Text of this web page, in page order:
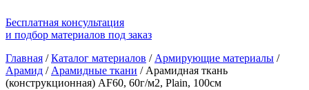
Бесплатная консультация
и подбор материалов под заказ
Главная / Каталог материалов / Армирующие материалы /
Арамид / Арамидные ткани /Арамидная ткань
(конструкционная) AF60, 60г/м2, Plain, 100см